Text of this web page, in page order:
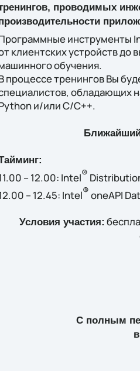
проводимых
инструменты
клиентских устройств
обучения.
процессе тренингов Вы
обладающих
и/или C/C++.
Ближайший
– 12.00: Intel®
– 12.45: Intel®oneAPI
Условия участия:
С полным